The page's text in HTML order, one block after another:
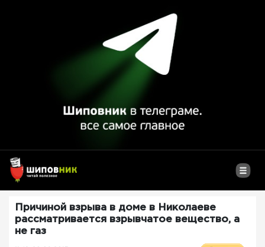
Причиной взрыва в доме в Николаеве
рассматривается взрывчатое вещество, а
не газ